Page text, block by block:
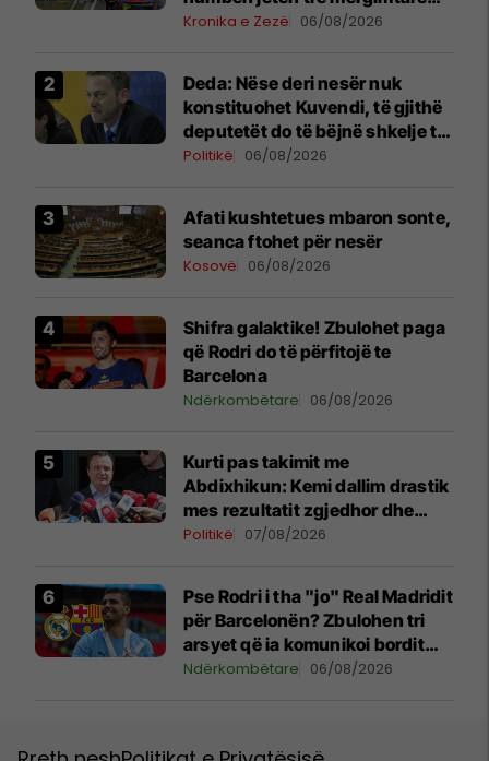
nga Komogllava e Ferizajt
Kronika e Zezë 06/08/2026
Deda: Nëse deri nesër nuk
konstituohet Kuvendi, të gjithë
deputetët do të bëjnë shkelje të
rëndë kushtetuese
Politikë 06/08/2026
Afati kushtetues mbaron sonte,
seanca ftohet për nesër
Kosovë 06/08/2026
Shifra galaktike! Zbulohet paga
që Rodri do të përfitojë te
Barcelona
Ndërkombëtare 06/08/2026
Kurti pas takimit me
Abdixhikun: Kemi dallim drastik
mes rezultatit zgjedhor dhe
kërkesave të LDK-së
Politikë 07/08/2026
Pse Rodri i tha "jo" Real Madridit
për Barcelonën? Zbulohen tri
arsyet që ia komunikoi bordit
madrilen
Ndërkombëtare 06/08/2026